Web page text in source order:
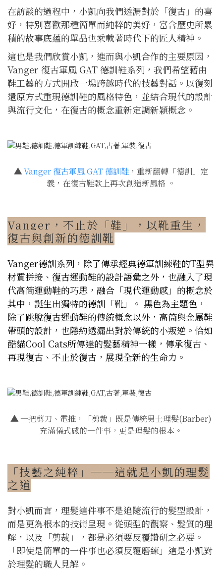
在訪談的過程中，小凱向我們透漏對於「復古」的喜
好，特別喜歡那種簡單而純粹的美好，富含歷史所累
積的故事底蘊的單品也乘載著時代下的匠人精神。
這也是我們欣賞小凱，進而與小凱合作的主要原因，
Vanger 復古軍風 GAT 德訓鞋系列，我們希望藉由
鞋工藝的方式開啟一場跨越時代的技藝對話。以復刻
還原方式重現德訓鞋的風格特色，並結合現代的設計
與流行文化，在復古的概念重新定調新穎概念。
▲Vanger 復古軍風 GAT 德訓鞋 ，重新翻轉「德訓」定
義，在復古鞋款上再次創造新風格 。
Vanger，不止於「鞋」，以靴重生，
復古與創新的德訓靴
Vanger德訓系列，除了傳承經典德軍訓練鞋的T型異
材質拼接、復古運動鞋的設計語彙之外，也融入了現
代高筒運動鞋的巧思，融合「現代運動感」的概念於
其中，誕生出獨特的德訓「靴」。 黑色為主題色，
除了跳脫復古運動鞋的傳統概念以外，高筒與金屬鞋
帶頭的設計，也隱約透漏出對於傳統的小叛逆。恰如
酷貓Cool Cats所傳達的髮藝精神一樣，傳承復古、
再現復古、不止於復古，展現全新的生命力。
▲一把剪刀、電推，「剪裁」既是傳統男士理髮(Barber)
充滿儀式感的一件事，更是理髮的根本。
「技藝之純粹」──這就是小凱的理髮
之道
對小凱而言，理髮這件事不是追隨流行的髮型設計，
而是更為根本的技術呈現。從頭型的觀察、髮質的理
解，以及「剪裁」，都是必須要反覆鑽研之必要。
「即使是簡單的一件事也必須反覆磨練」這是小凱對
於理髮的職人見解。